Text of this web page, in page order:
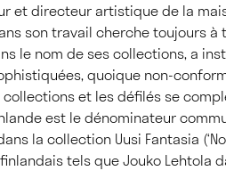
et directeur artistique de la
son travail cherche toujours
le nom de ses collections, a
quoique non-
et les défilés se
est le dénominateur
la collection Uusi Fantasia
tels que Jouko Lehtola